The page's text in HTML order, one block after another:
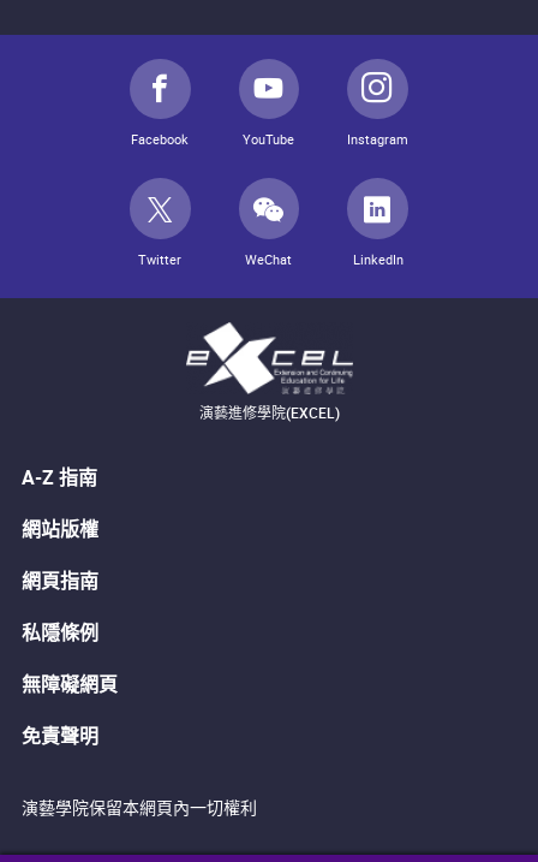
Facebook YouTube Instagram
Twitter WeChat LinkedIn
演藝進修學院(EXCEL)
A-Z 指南
網站版權
網頁指南
私隱條例
無障礙網頁
免責聲明
演藝學院保留本網頁內一切權利